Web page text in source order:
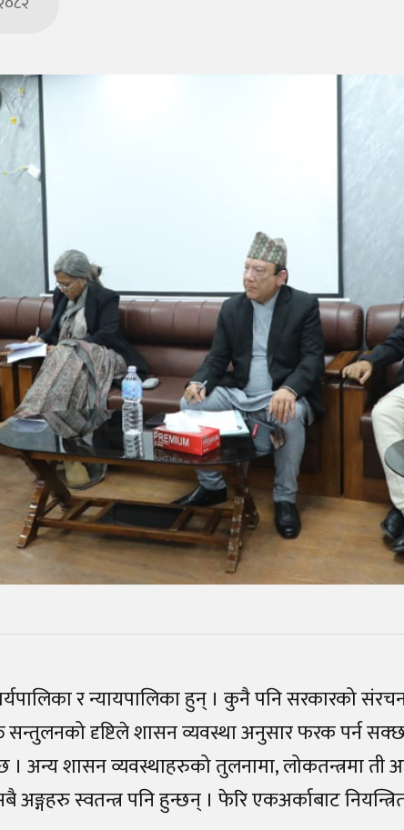
र न्यायपालिका हुन् । कुनै पनि सरकारको
सन्तुलनको दृष्टिले शासन व्यवस्था अनुसार फरक पर्न
। अन्य शासन व्यवस्थाहरुको तुलनामा, लोकतन्त्रमा ती
स्वतन्त्र पनि हुन्छन् । फेरि एकअर्काबाट